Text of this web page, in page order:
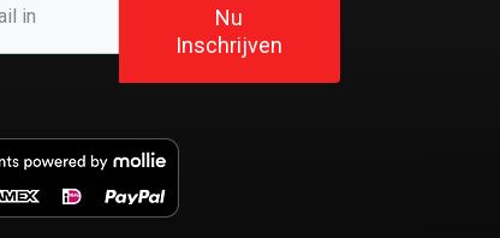
Nu
Inschrijven